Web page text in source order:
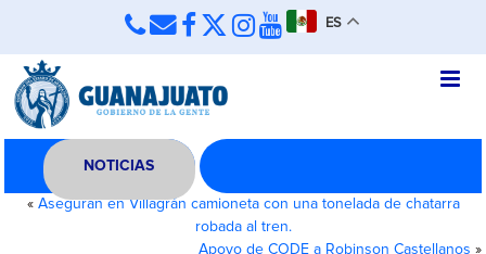
ES
NOTICIAS
« Aseguran en Villagrán camioneta con una tonelada de chatarra
robada al tren.
Apoyo de CODE a Robinson Castellanos »